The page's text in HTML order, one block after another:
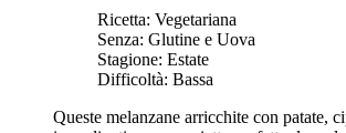
Ricetta: Vegetariana
Senza: Glutine e Uova
Stagione: Estate
Difficoltà: Bassa
Queste melanzane arricchite con patate,